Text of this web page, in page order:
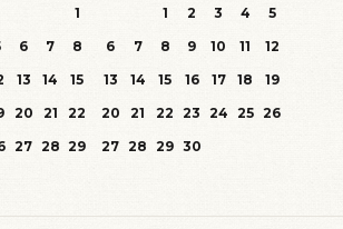
1
6 7
8
13 14
15
20 21
22
27 28 29
1 2 3 4
5
6
7 8 9 10 11
12
13
14 15 16 17 18
19
20
21 22 23 24 25 26
27 28 29 30